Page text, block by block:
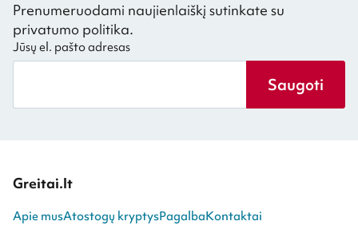
Prenumeruodami naujienlaiškį sutinkate su
privatumo politika.
Jūsų el. pašto adresas
Saugoti
Greitai.lt
Apie musAtostogų kryptysPagalbaKontaktai